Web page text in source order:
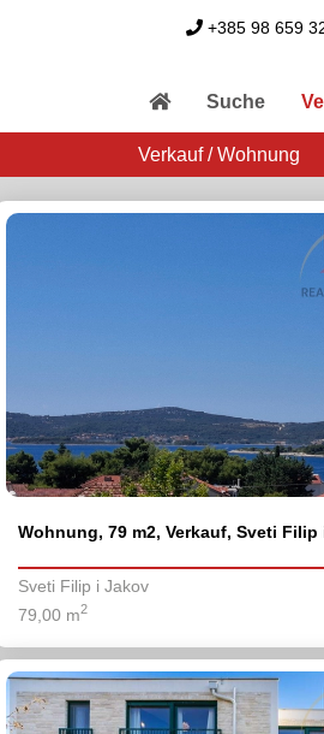
+385 98 659
Suche
Verkauf / Wohnung
Wohnung, 79 m2, Verkauf, Sveti Filip
Sveti Filip i Jakov
79,00 m2